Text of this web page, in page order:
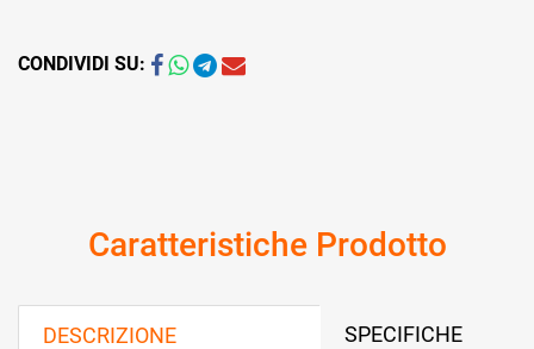
CONDIVIDI SU:
Caratteristiche Prodotto
DESCRIZIONE SPECIFICHE